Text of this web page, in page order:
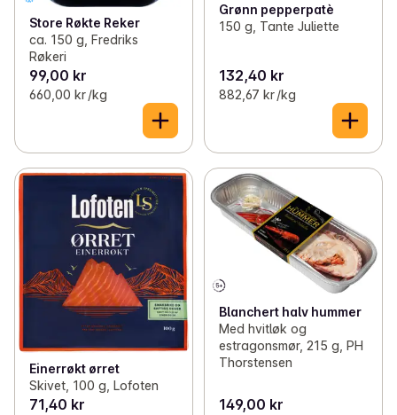
Store Røkte Reker
ca. 150 g, Fredriks
Røkeri
99,00 kr
660,00 kr /kg
Grønn pepperpatè
150 g, Tante Juliette
132,40 kr
882,67 kr /kg
Einerrøkt ørret
Skivet, 100 g, Lofoten
71,40 kr
Blanchert halv hummer
Med hvitløk og
estragonsmør, 215 g, PH
Thorstensen
149,00 kr